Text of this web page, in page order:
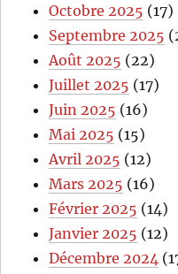
Octobre 2025 (17)
Septembre 2025
Août 2025 (22)
Juillet 2025 (17)
Juin 2025 (16)
Mai 2025 (15)
Avril 2025 (12)
Mars 2025 (16)
Février 2025 (14)
Janvier 2025 (12)
Décembre 2024